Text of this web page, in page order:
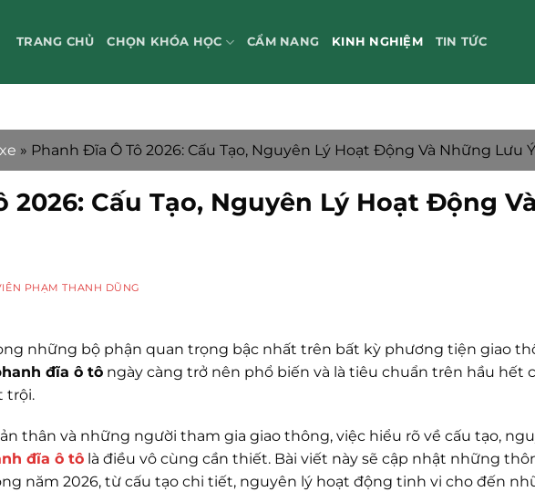
TRANG CHỦ CHỌN KHÓA HỌC CẨM NANG KINH NGHIỆM TIN TỨC
» Phanh Đĩa Ô Tô 2026: Cấu Tạo, Nguyên Lý Hoạt Động Và Những Lưu Ý
2026: Cấu Tạo, Nguyên Lý Hoạt Động Và
PHẠM THANH DŨNG
những bộ phận quan trọng bậc nhất trên bất kỳ phương tiện giao
đĩa ô tô ngày càng trở nên phổ biến và là tiêu chuẩn trên hầu hết
trội.
thân và những người tham gia giao thông, việc hiểu rõ về cấu tạo,
đĩa ô tô là điều vô cùng cần thiết. Bài viết này sẽ cập nhật những
năm 2026, từ cấu tạo chi tiết, nguyên lý hoạt động tinh vi cho đến